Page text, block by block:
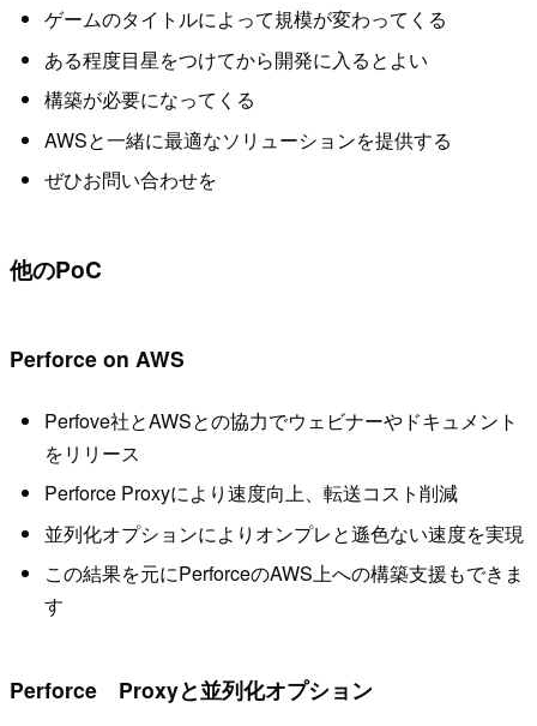
ゲームのタイトルによって規模が変わってくる
ある程度目星をつけてから開発に入るとよい
構築が必要になってくる
AWSと一緒に最適なソリューションを提供する
ぜひお問い合わせを
他のPoC
Perforce on AWS
Perfove社とAWSとの協力でウェビナーやドキュメント
をリリース
Perforce Proxyにより速度向上、転送コスト削減
並列化オプションによりオンプレと遜色ない速度を実現
この結果を元にPerforceのAWS上への構築支援もできま
す
Perforce Proxyと並列化オプション